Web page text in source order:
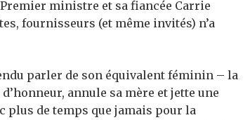
ministre et sa fiancée Carrie
fournisseurs (et même invités) n’a
parler de son équivalent féminin – la
annule sa mère et jette une
plus de temps que jamais pour la